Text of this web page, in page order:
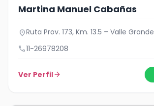
Martina Manuel Cabañas
location_onRuta Prov. 173, Km. 13.5 – Valle Grande
call11-26978208
Ver Perfilarrow_forward